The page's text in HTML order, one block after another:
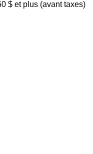
$ et plus (avant taxes)